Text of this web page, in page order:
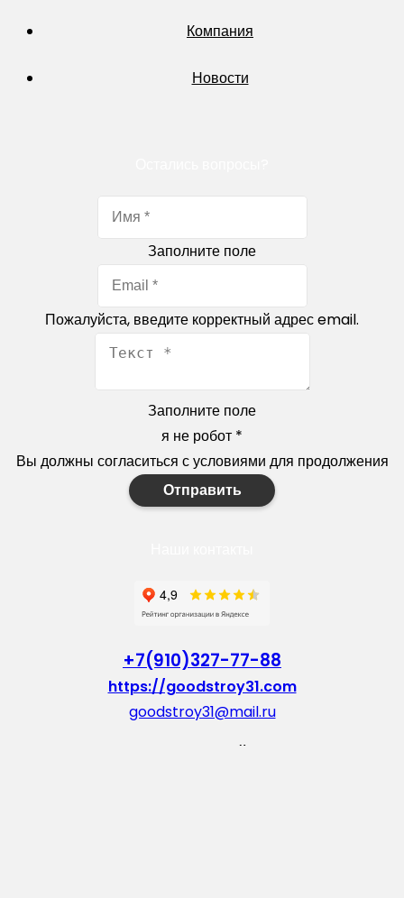
Компания
Новости
Заполните поле
Пожалуйста, введите корректный адрес email.
Заполните поле
я не робот *
Вы должны согласиться с условиями для продолжения
Отправить
+7(910)327-77-88
https://goodstroy31.com
goodstroy31@mail.ru
мкр. «Северный», 7